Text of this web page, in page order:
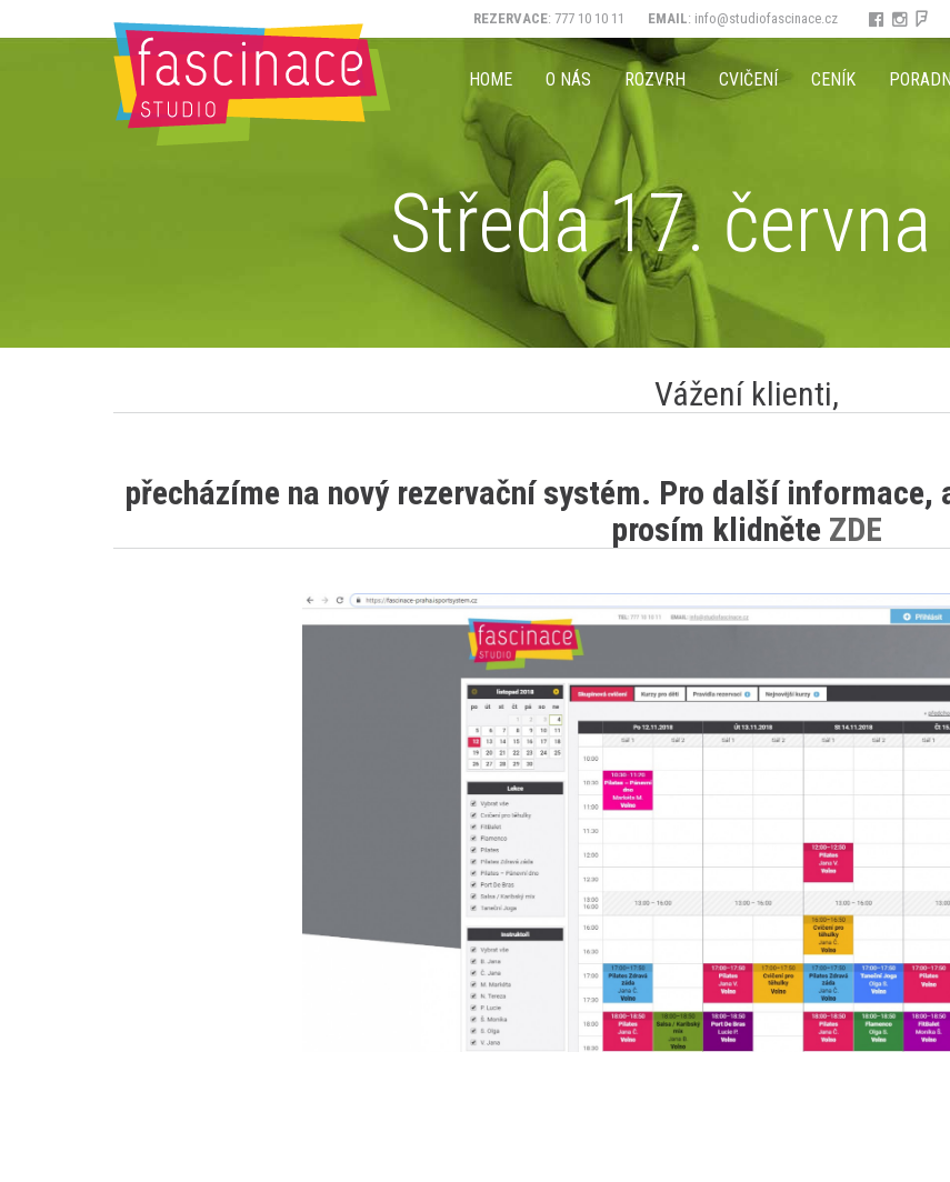
REZERVACE: 777 10 10 11 EMAIL: info@studiofascinace.cz
HOME O NÁS ROZVRH CVIČENÍ CENÍK
Středa 17.
Vážení klienti,
přecházíme na nový rezervační systém. Pro další
prosím klidněte ZDE